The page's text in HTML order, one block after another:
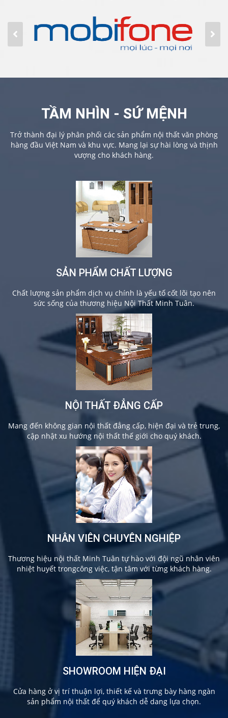
TẦM NHÌN - SỨ MỆNH
Trở thành đại lý phân phối các sản phẩm nội thất văn phòng
hàng đầu Việt Nam và khu vực. Mang lại sự hài lòng và thịnh
vượng cho khách hàng.
SẢN PHẨM CHẤT LƯỢNG
Chất lượng sản phẩm dịch vụ chính là yếu tố cốt lõi tạo nên
sức sống của thương hiệu Nội Thất Minh Tuân.
NỘI THẤT ĐẲNG CẤP
Mang đến không gian nội thất đẳng cấp, hiện đại và trẻ trung,
cập nhật xu hướng nội thất thế giới cho quý khách.
NHÂN VIÊN CHUYÊN NGHIỆP
Thương hiệu nội thất Minh Tuân tự hào với đội ngũ nhân viên
nhiệt huyết trongcông việc, tận tâm với từng khách hàng.
SHOWROOM HIỆN ĐẠI
Cửa hàng ở vị trí thuận lợi, thiết kế và trưng bày hàng ngàn
sản phẩm nội thất để quý khách dễ dang lựa chọn.